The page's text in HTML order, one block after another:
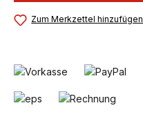
Zum Merkzettel hinzufügen